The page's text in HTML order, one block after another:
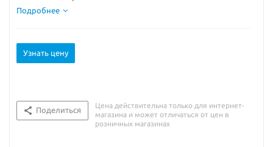
Подробнее
Узнать цену
Поделиться
Цена действительна только для интернет-
магазина и может отличаться от цен в
розничных магазинах